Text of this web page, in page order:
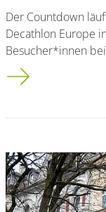
Der Countdown
Decathlon Europe
Besucher*innen
Solar Decathlon: am